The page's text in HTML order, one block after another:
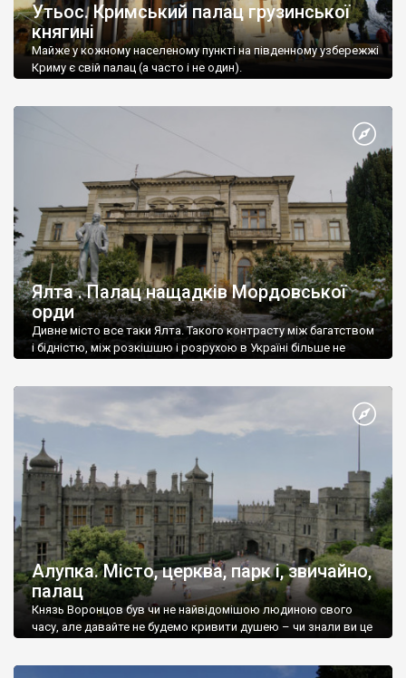
Утьос. Кримський палац грузинської
княгині
Майже у кожному населеному пункті на південному узбережжі
Криму є свій палац (а часто і не один).
Ялта . Палац нащадків Мордовської
орди
Дивне місто все таки Ялта. Такого контрасту між багатством
і бідністю, між розкішшю і розрухою в Україні більше не
Алупка. Місто, церква, парк і, звичайно,
палац
Князь Воронцов був чи не найвідомішою людиною свого
часу, але давайте не будемо кривити душею – чи знали ви це